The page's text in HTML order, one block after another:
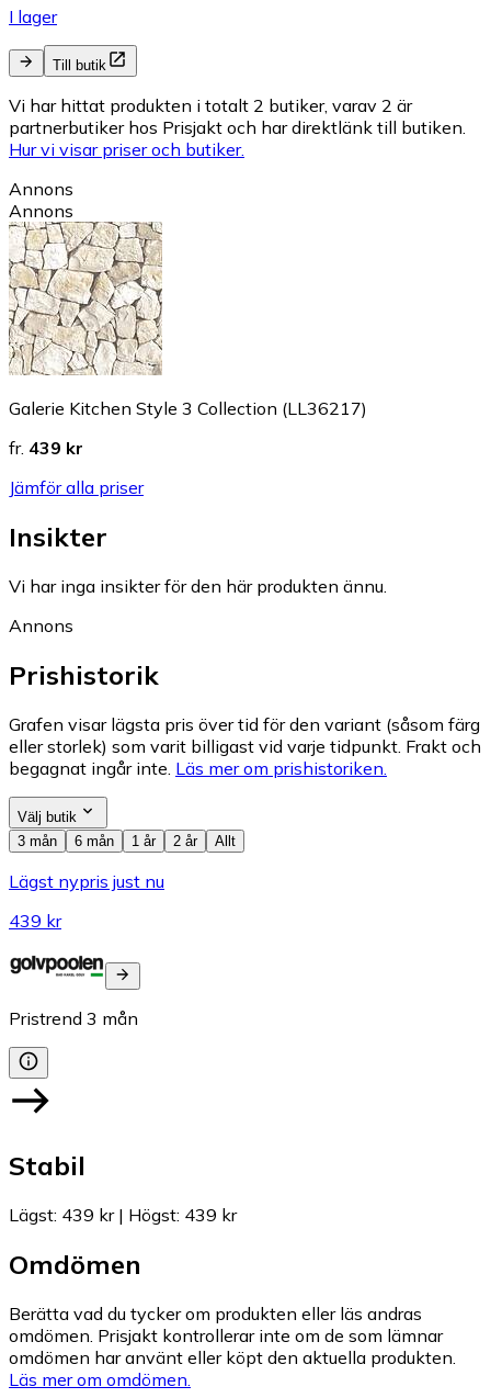
I lager
Till butik
Vi har hittat produkten i totalt 2 butiker, varav 2 är
partnerbutiker hos Prisjakt och har direktlänk till butiken.
Hur vi visar priser och butiker.
Annons
Annons
Galerie Kitchen Style 3 Collection (LL36217)
fr. 439 kr
Jämför alla priser
Insikter
Vi har inga insikter för den här produkten ännu.
Annons
Prishistorik
Grafen visar lägsta pris över tid för den variant (såsom färg
eller storlek) som varit billigast vid varje tidpunkt. Frakt och
begagnat ingår inte. Läs mer om prishistoriken.
Välj butik
3 mån
6 mån 1 år 2 år Allt
Lägst nypris just nu
439 kr
Pristrend 3 mån
Stabil
Lägst: 439 kr| Högst: 439 kr
Omdömen
Berätta vad du tycker om produkten eller läs andras
omdömen. Prisjakt kontrollerar inte om de som lämnar
omdömen har använt eller köpt den aktuella produkten.
Läs mer om omdömen.